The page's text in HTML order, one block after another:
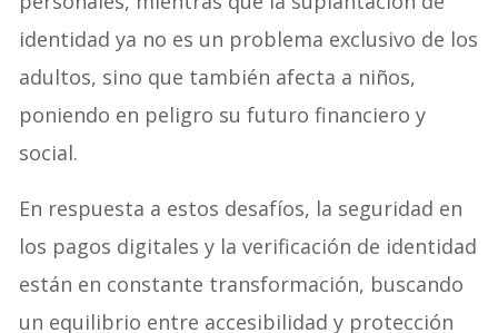
identidad ya no es un problema exclusivo de los
adultos, sino que también afecta a niños,
poniendo en peligro su futuro financiero y
social.
En respuesta a estos desafíos, la seguridad en
los pagos digitales y la verificación de identidad
están en constante transformación, buscando
un equilibrio entre accesibilidad y protección